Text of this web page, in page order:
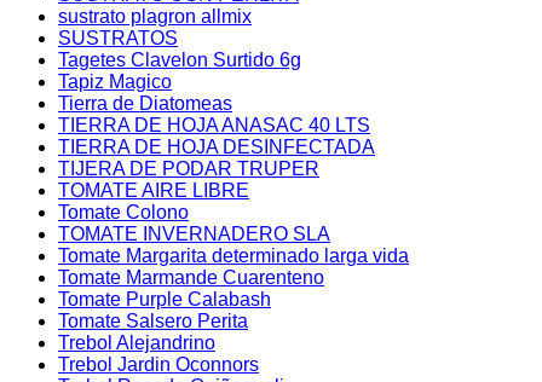
sustrato plagron allmix
SUSTRATOS
Tagetes Clavelon Surtido 6g
Tapiz Magico
Tierra de Diatomeas
TIERRA DE HOJA ANASAC 40 LTS
TIERRA DE HOJA DESINFECTADA
TIJERA DE PODAR TRUPER
TOMATE AIRE LIBRE
Tomate Colono
TOMATE INVERNADERO SLA
Tomate Margarita determinado larga vida
Tomate Marmande Cuarenteno
Tomate Purple Calabash
Tomate Salsero Perita
Trebol Alejandrino
Trebol Jardin Oconnors